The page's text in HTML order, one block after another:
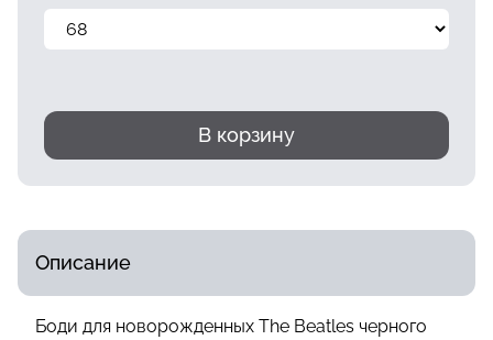
В корзину
Описание
Боди для новорожденных The Beatles черного